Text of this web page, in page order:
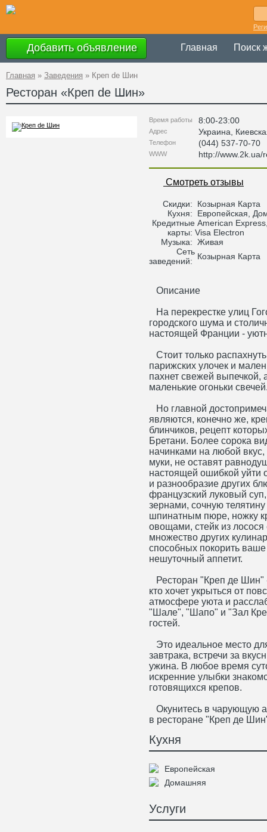
Добавить объявление Главная Поиск
Главная » Заведения » Креп de Шин
Ресторан «Креп de Шин»
Время работы 8:00-23:00
Адрес Украина
Телефон (044) 537-70-70
WWW http://www.2k.ua/
Смотреть отзывы
Скидки:
Козырная Карта
Кухня:
Европейская,
Кредитные
карты:
American
Visa Electron
Музыка: Живая
Сеть
заведений:
Козырная Карта
Описание
На перекрестке улиц
городского шума и
настоящей Франции -
Стоит только
парижских улочек и
пахнет свежей выпечкой,
маленькие огоньки
Но главной
являются, конечно же,
блинчиков, рецепт
Бретани. Более сорока
начинками на любой
муки, не оставят
настоящей ошибкой уйти
и разнообразие других
французский луковый
зернами, сочную
шпинатным пюре, ножку
овощами, стейк из
множество других
способных покорить
нешуточный аппетит.
Ресторан "Креп де Шин"
кто хочет укрыться от
атмосфере уюта и
"Шале", "Шапо" и "Зал
гостей.
Это идеальное место
завтрака, встречи за
ужина. В любое время
искренние улыбки
готовящихся крепов.
Окунитесь в чарующую
в ресторане "Креп де
Кухня
Европейская
Домашняя
Услуги